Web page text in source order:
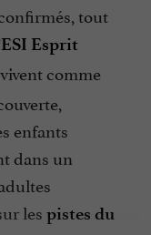
tout
ESI Esprit
comme
enfants
dans un
les pistes du